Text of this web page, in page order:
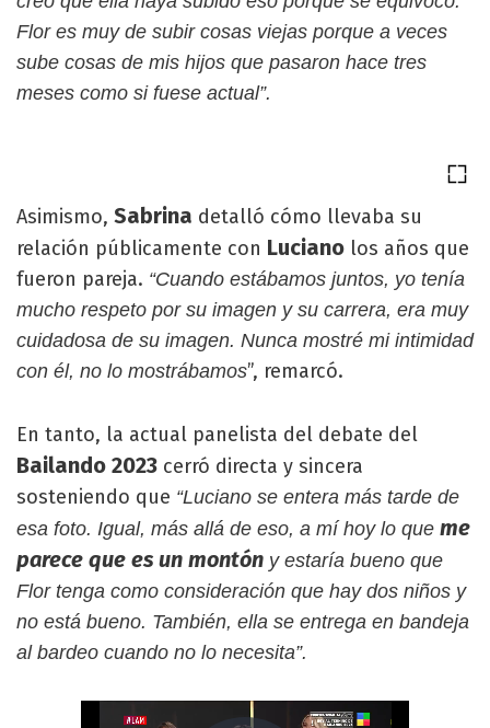
Flor es muy de subir cosas viejas porque a veces
sube cosas de mis hijos que pasaron hace tres
meses como si fuese actual”.
Asimismo, Sabrina detalló cómo llevaba su
relación públicamente con Luciano los años que
fueron pareja. “Cuando estábamos juntos, yo tenía
mucho respeto por su imagen y su carrera, era muy
cuidadosa de su imagen. Nunca mostré mi intimidad
con él, no lo mostrábamos”, remarcó.
En tanto, la actual panelista del debate del
Bailando 2023 cerró directa y sincera
sosteniendo que “Luciano se entera más tarde de
esa foto. Igual, más allá de eso, a mí hoy lo que me
parece que es un montón y estaría bueno que
Flor tenga como consideración que hay dos niños y
no está bueno. También, ella se entrega en bandeja
al bardeo cuando no lo necesita”.